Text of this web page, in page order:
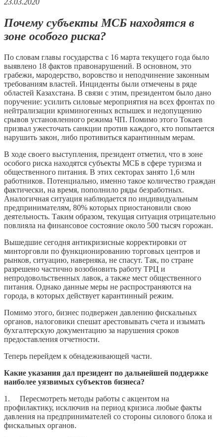
23.03.2020
Почему субъекты МСБ находятся в
зоне особого риска?
По словам главы государства с 16 марта текущего года было
выявлено 18 фактов правонарушений. В основном, это
грабежи, мародерство, воровство и неподчинение законным
требованиям властей. Инциденты были отмечены в ряде
областей Казахстана. В связи с этим, президентом было дано
поручение: усилить силовые мероприятия на всех фронтах по
нейтрализации криминогенных вспышек и недопущению
срывов установленного режима ЧП. Помимо этого Токаев
призвал ужесточать санкции против каждого, кто попытается
нарушить закон, либо противиться карантинным мерам.
В ходе своего выступления, президент отметил, что в зоне
особого риска находятся субъекты МСБ в сфере туризма и
общественного питания. В этих секторах занято 1,6 млн
работников. Потенциально, именно такое количество граждан
фактически, на время, пополнило ряды безработных.
Аналогичная ситуация наблюдается по индивидуальным
предпринимателям, 80% которых приостановили свою
деятельность. Таким образом, текущая ситуация отрицательно
повлияла на финансовое состояние около 500 тысяч горожан.
Вышедшие сегодня антикризисные корректировки от
минторговли по функционированию торговых центров и
рынков, ситуацию, наверняка, не спасут. Так, по стране
разрешено частично возобновить работу ТРЦ и
непродовольственных лавок, а также мест общественного
питания. Однако данные меры не распространяются на
города, в которых действует карантинный режим.
Помимо этого, бизнес подвержен давлению фискальных
органов, налоговики спешат арестовывать счета и изымать
бухгалтерскую документацию за нарушения сроков
предоставления отчетности.
Теперь перейдем к обнадеживающей части.
Какие указания дал президент по дальнейшей поддержке
наиболее уязвимых субъектов бизнеса?
1. Пересмотреть методы работы с акцентом на
профилактику, исключив на период кризиса любые факты
давления на предпринимателей со стороны силового блока и
фискальных органов.